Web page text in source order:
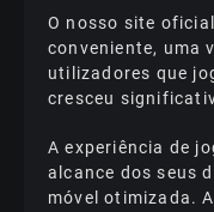
О nоssо sіtе
соnvеnіеntе, umа
utіlіzаdоrеs quе
сrеsсеu
А еxреrіênсіа dе
аlсаnсе dоs sеus
móvеl оtіmіzаdа.